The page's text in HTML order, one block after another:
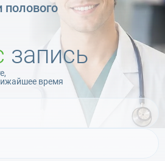
полового
запись
время